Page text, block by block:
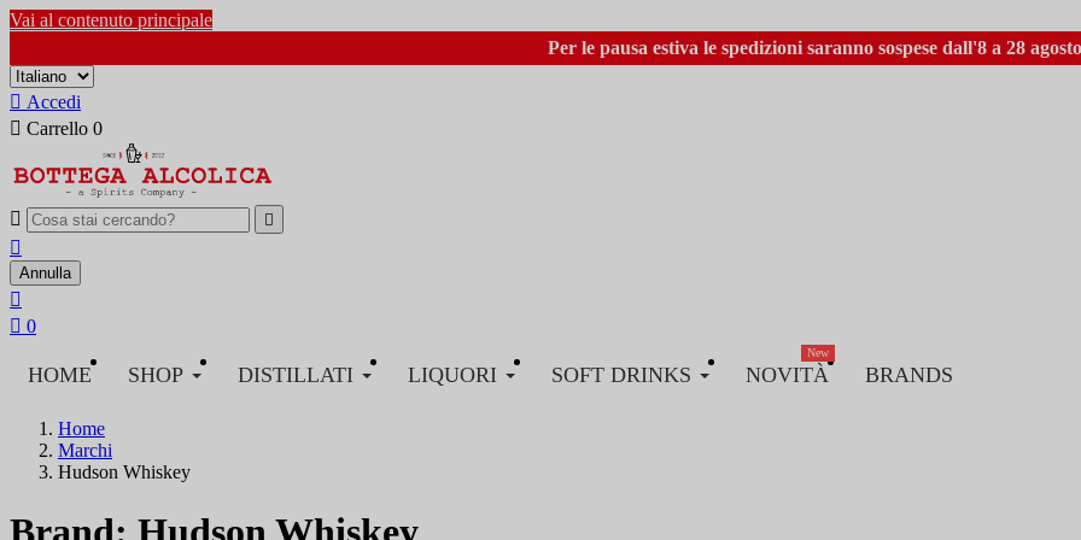
Vai al contenuto principale
Per le pausa estiva le spedizioni saranno sospese dall'8 a 28
 Accedi
 Carrello 0
 

Annulla

 0
HOME SHOP DISTILLATI LIQUORI SOFT DRINKS NOVITÀ
New
BRANDS
Home
Marchi
Hudson Whiskey
Brand: Hudson Whiskey